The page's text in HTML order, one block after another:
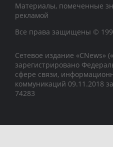
Материалы, помеченные
рекламой
Все права защищены ©
Сетевое издание «CNews»
зарегистрировано
сфере связи,
коммуникаций 09.11.2018
74283